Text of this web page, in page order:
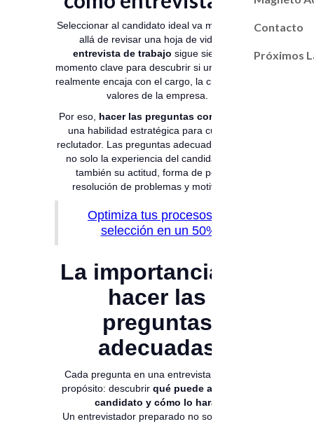
Contacto
Próximos
Seleccionar al candidato ideal va mucho más
allá de revisar una hoja de vida.
entrevista de trabajo sigue siendo el
momento clave para descubrir si una persona
realmente encaja con el cargo, la cultura y los
valores de la empresa.
Por eso, hacer las preguntas correctas
una habilidad estratégica para cualquier
reclutador. Las preguntas adecuadas revelan
no solo la experiencia del candidato, sino
también su actitud, forma de pensar,
resolución de problemas y motivación.
Optimiza tus procesos de
selección en un 50%
La importancia de
hacer las
preguntas
adecuadas
Cada pregunta en una entrevista tiene un
propósito: descubrir qué puede aportar el
candidato y cómo lo hará
Un entrevistador preparado no solo evalúa